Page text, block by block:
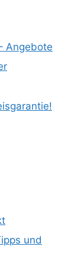
Angebote
und